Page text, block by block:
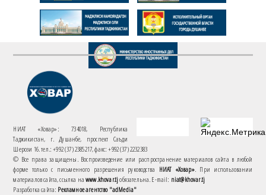
НИАТ «Ховар»: 734018, Республика
Таджикистан, г. Душанбе, проспект Саъди
Шерози 16. тел.: +992 (37) 2385217, факс: +992 (37) 2232383
© Все права защищены. Воспроизведение или распространение материалов сайта в любой
форме только с письменного разрешения руководства НИАТ «Ховар». При использовании
материалов сайта, ссылка наwww.khovar.tjобязательна. E-mail: niat@khovar.tj
Разработка сайта: Рекламное агентство "adMedia"